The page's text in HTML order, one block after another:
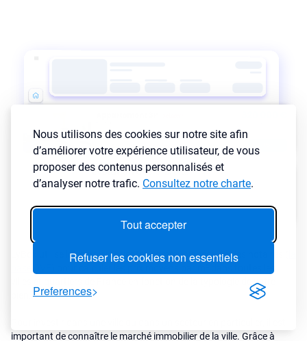
Nous utilisons des cookies sur notre site afin
d’améliorer votre expérience utilisateur, de vous
proposer des contenus personnalisés et
d’analyser notre trafic. Consultez notre charte.
Tout accepter
Refuser les cookies non essentiels
Preferences
LyBox utilise les dernières ventes communiquées par les notaires (
villes et quartiers de France en fonction de la typologie de votre
important de connaître le marché immobilier de la ville. Grâce à